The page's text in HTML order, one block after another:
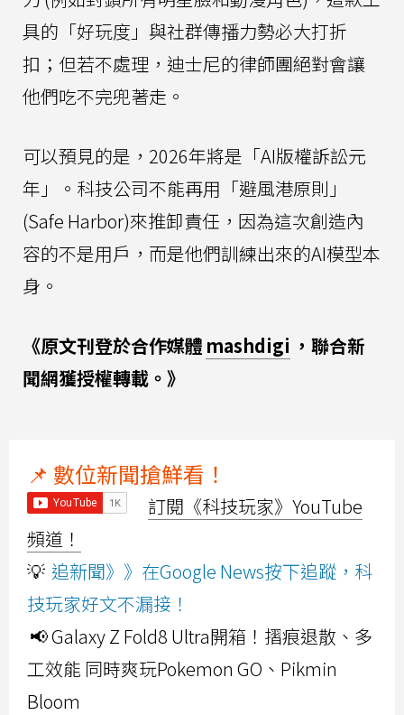
具的「好玩度」與社群傳播力勢必大打折
扣；但若不處理，迪士尼的律師團絕對會讓
他們吃不完兜著走。
可以預見的是，2026年將是「AI版權訴訟元
年」。科技公司不能再用「避風港原則」
(Safe Harbor)來推卸責任，因為這次創造內
容的不是用戶，而是他們訓練出來的AI模型本
身。
《原文刊登於合作媒體 mashdigi ，聯合新
聞網獲授權轉載。》
📌 數位新聞搶鮮看！
訂閱《科技玩家》YouTube
頻道！
💡 追新聞》》在Google News按下追蹤，科
技玩家好文不漏接！
📢 Galaxy Z Fold8 Ultra開箱！摺痕退散、多
工效能 同時爽玩Pokemon GO、Pikmin
Bloom